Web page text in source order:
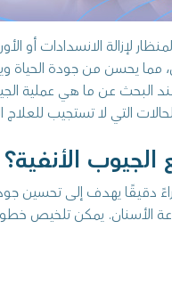
لإزالة الانسدادات أو
يحسن من جودة الحياة
عن ما هي عملية
التي لا تستجيب للعلاج
الأنفية؟
دقيقًا يهدف إلى تحسين
الأسنان. يمكن تلخيص